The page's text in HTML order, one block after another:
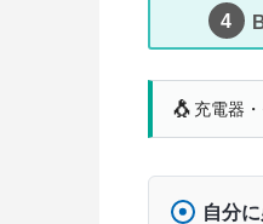
🐧 充電器
自分